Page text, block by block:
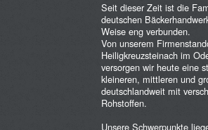
Seit dieser Zeit ist die
deutschen
Weise eng verbunden.
Von unserem
Heiligkreuzsteinach im
versorgen wir heute eine
kleineren, mittleren und
deutschlandweit mit
Rohstoffen.
Unsere Schwerpunkte